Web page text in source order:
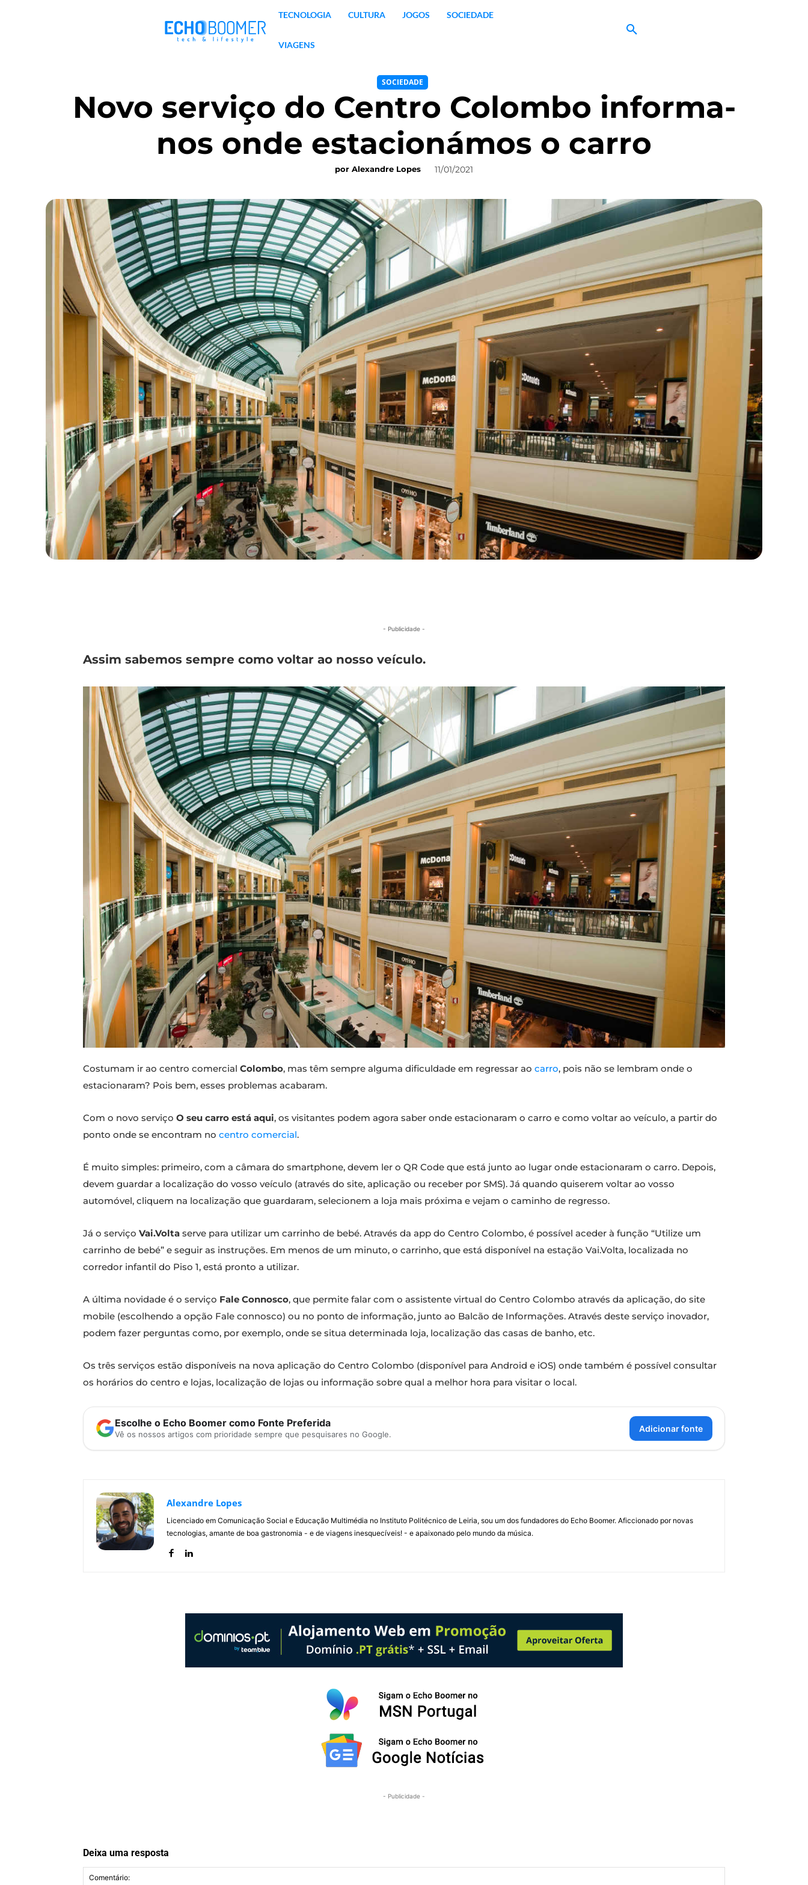
TECNOLOGIA CULTURA JOGOS SOCIEDADE
VIAGENS
SOCIEDADE
Novo serviço do Centro Colombo informa-
nos onde estacionámos o carro
por Alexandre Lopes 11/01/2021
- Publicidade -
Assim sabemos sempre como voltar ao nosso veículo.
Costumam ir ao centro comercial Colombo, mas têm sempre alguma dificuldade em regressar ao carro, pois não se lembram onde o
estacionaram? Pois bem, esses problemas acabaram.
Com o novo serviço O seu carro está aqui, os visitantes podem agora saber onde estacionaram o carro e como voltar ao veículo, a partir do
ponto onde se encontram no centro comercial.
É muito simples: primeiro, com a câmara do smartphone, devem ler o QR Code que está junto ao lugar onde estacionaram o carro. Depois,
devem guardar a localização do vosso veículo (através do site, aplicação ou receber por SMS). Já quando quiserem voltar ao vosso
automóvel, cliquem na localização que guardaram, selecionem a loja mais próxima e vejam o caminho de regresso.
Já o serviço Vai.Volta serve para utilizar um carrinho de bebé. Através da app do Centro Colombo, é possível aceder à função “Utilize um
carrinho de bebé” e seguir as instruções. Em menos de um minuto, o carrinho, que está disponível na estação Vai.Volta, localizada no
corredor infantil do Piso 1, está pronto a utilizar.
A última novidade é o serviço Fale Connosco, que permite falar com o assistente virtual do Centro Colombo através da aplicação, do site
mobile (escolhendo a opção Fale connosco) ou no ponto de informação, junto ao Balcão de Informações. Através deste serviço inovador,
podem fazer perguntas como, por exemplo, onde se situa determinada loja, localização das casas de banho, etc.
Os três serviços estão disponíveis na nova aplicação do Centro Colombo (disponível para Android e iOS) onde também é possível consultar
os horários do centro e lojas, localização de lojas ou informação sobre qual a melhor hora para visitar o local.
Escolhe o Echo Boomer como Fonte Preferida
Vê os nossos artigos com prioridade sempre que pesquisares no Google.
Adicionar fonte
Alexandre Lopes
Licenciado em Comunicação Social e Educação Multimédia no Instituto Politécnico de Leiria, sou um dos fundadores do Echo Boomer. Aficcionado por novas
tecnologias, amante de boa gastronomia - e de viagens inesquecíveis! - e apaixonado pelo mundo da música.
- Publicidade -
Deixa uma resposta